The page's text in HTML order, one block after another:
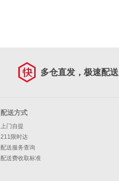
多仓直发，极速配送
配送方式
上门自提
211限时达
配送服务查询
配送费收取标准